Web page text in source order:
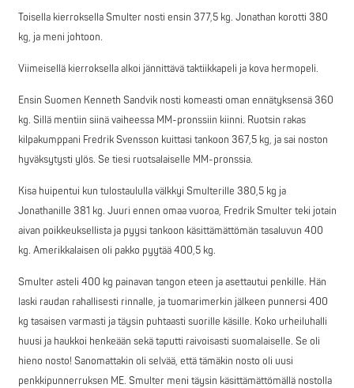
Toisella kierroksella Smulter nosti ensin 377,5 kg. Jonathan korotti 380
kg, ja meni johtoon.
Viimeisellä kierroksella alkoi jännittävä taktiikkapeli ja kova hermopeli.
Ensin Suomen Kenneth Sandvik nosti komeasti oman ennätyksensä 360
kg. Sillä mentiin siinä vaiheessa MM-pronssiin kiinni. Ruotsin rakas
kilpakumppani Fredrik Svensson kuittasi tankoon 367,5 kg, ja sai noston
hyväksytysti ylös. Se tiesi ruotsalaiselle MM-pronssia.
Kisa huipentui kun tulostaululla välkkyi Smulterille 380,5 kg ja
Jonathanille 381 kg. Juuri ennen omaa vuoroa, Fredrik Smulter teki jotain
aivan poikkeuksellista ja pyysi tankoon käsittämättömän tasaluvun 400
kg. Amerikkalaisen oli pakko pyytää 400,5 kg.
Smulter asteli 400 kg painavan tangon eteen ja asettautui penkille. Hän
laski raudan rahallisesti rinnalle, ja tuomarimerkin jälkeen punnersi 400
kg tasaisen varmasti ja täysin puhtaasti suorille käsille. Koko urheiluhalli
huusi ja haukkoi henkeään sekä taputti raivoisasti suomalaiselle. Se oli
hieno nosto! Sanomattakin oli selvää, että tämäkin nosto oli uusi
penkkipunnerruksen ME. Smulter meni täysin käsittämättömällä nostolla